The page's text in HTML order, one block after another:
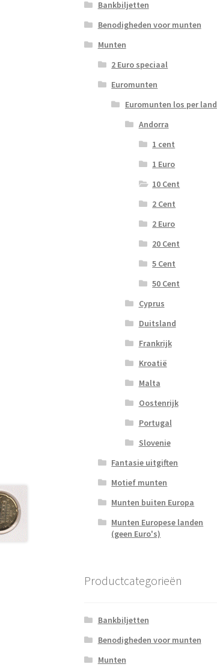
Bankbiljetten
Benodigheden voor munten
Munten
2 Euro speciaal
Euromunten
Euromunten los per land
Andorra
1 cent
1 Euro
10 Cent
2 Cent
2 Euro
20 Cent
5 Cent
50 Cent
Cyprus
Duitsland
Frankrijk
Kroatië
Malta
Oostenrijk
Portugal
Slovenie
Fantasie uitgiften
Motief munten
Munten buiten Europa
Munten Europese landen
(geen Euro's)
Productcategorieën
Bankbiljetten
Benodigheden voor munten
Munten